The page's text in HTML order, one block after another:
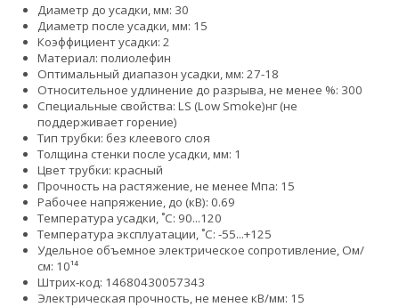
Диаметр до усадки, мм: 30
Диаметр после усадки, мм: 15
Коэффициент усадки: 2
Материал: полиолефин
Оптимальный диапазон усадки, мм: 27-18
Относительное удлинение до разрыва, не менее %: 300
Специальные свойства: LS (Low Smoke)нг (не
поддерживает горение)
Тип трубки: без клеевого слоя
Толщина стенки после усадки, мм: 1
Цвет трубки: красный
Прочность на растяжение, не менее Мпа: 15
Рабочее напряжение, до (кВ): 0.69
Температура усадки, ˚С: 90...120
Температура эксплуатации, ˚С: -55...+125
Удельное объемное электрическое сопротивление, Ом/
см: 10¹⁴
Штрих-код: 14680430057343
Электрическая прочность, не менее кВ/мм: 15